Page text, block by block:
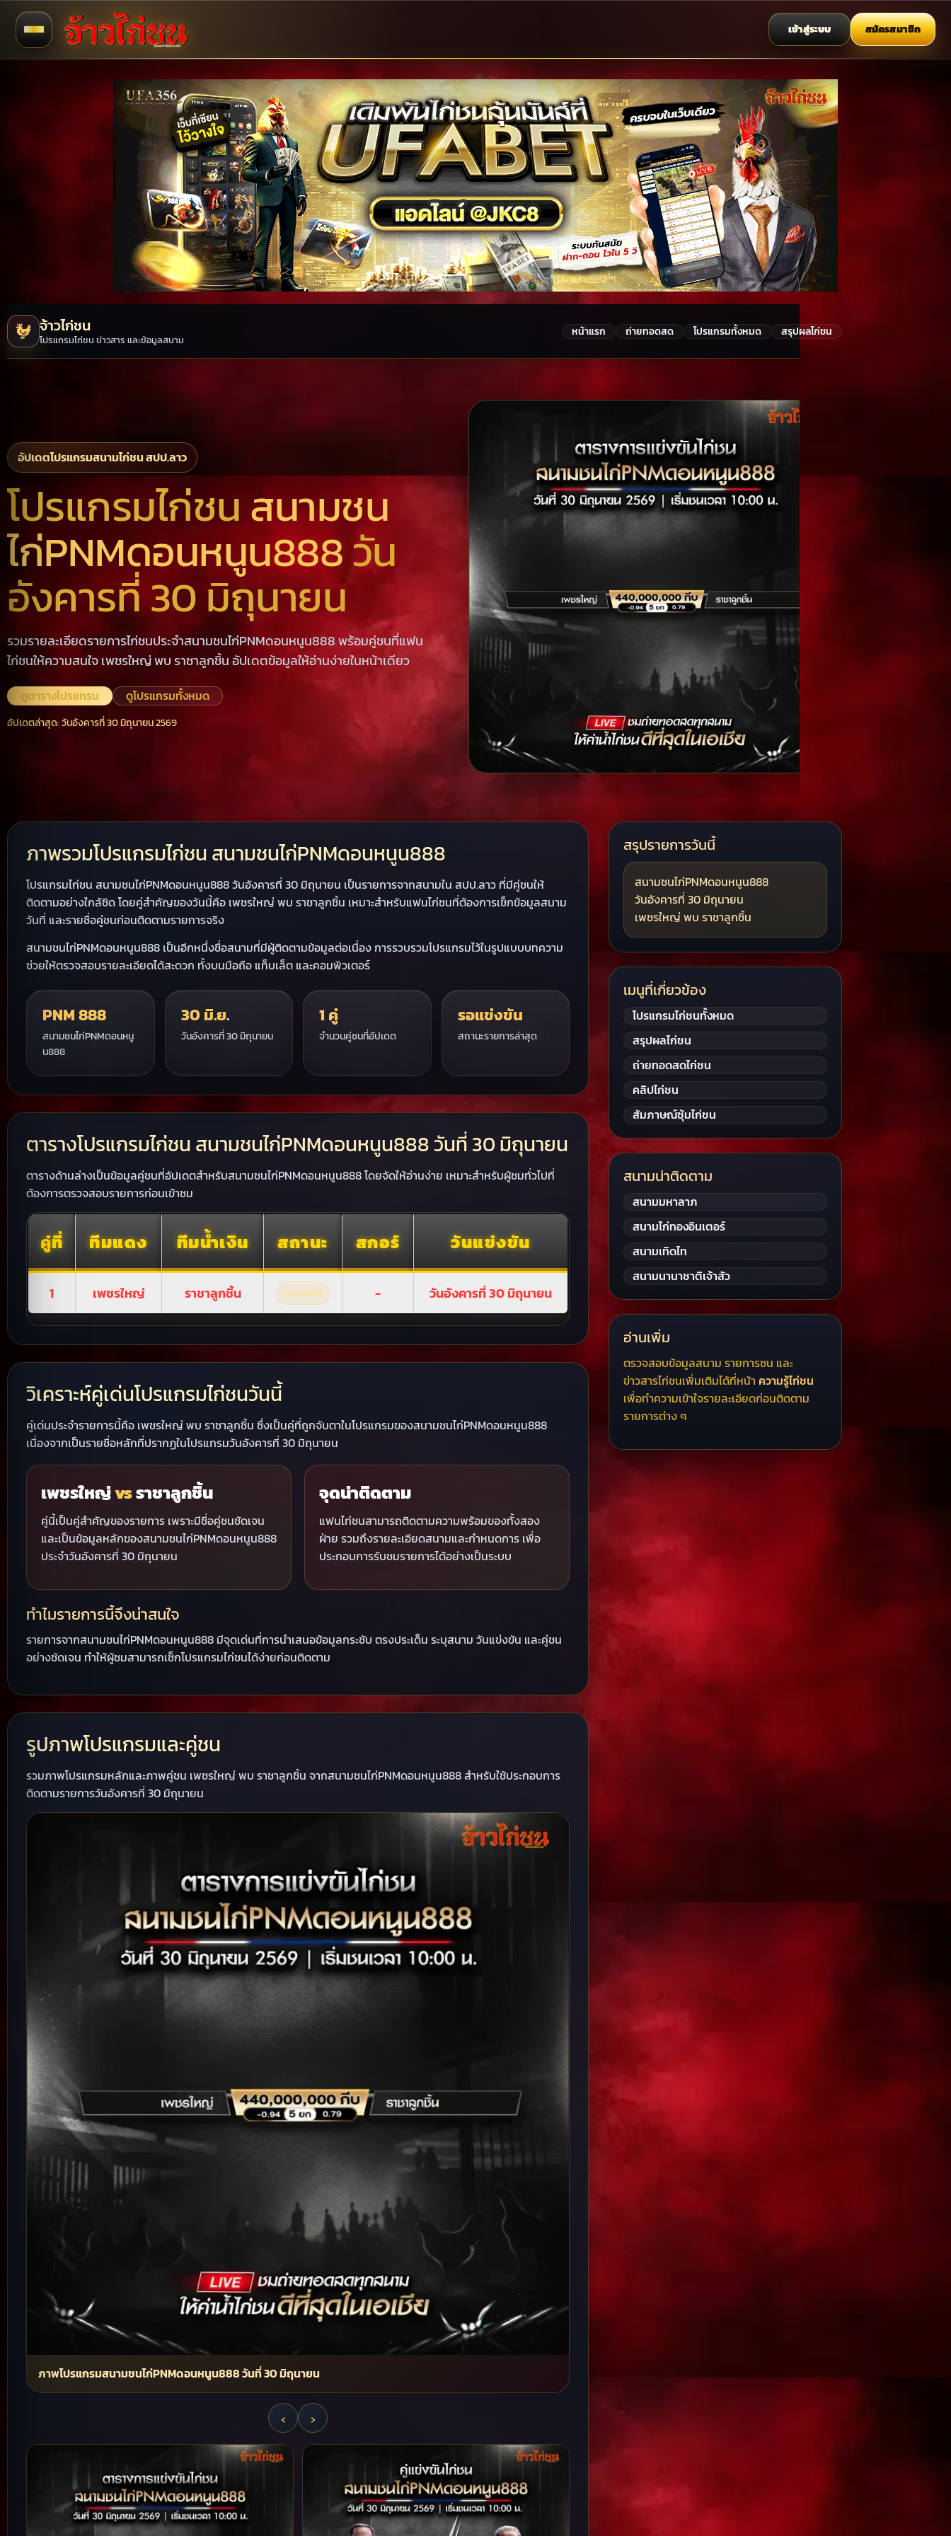
เข้าสู่ระบบ สมัครสมาชิก
🐓 จ้าวไก่ชน
โปรแกรมไก่ชน ข่าวสาร และข้อมูลสนาม
หน้าแรก ถ่ายทอดสด โปรแกรมทั้งหมด สรุปผลไก่ชน
อัปเดตโปรแกรมสนามไก่ชน สปป.ลาว
โปรแกรมไก่ชนสนามชน
ไก่PNMดอนหนูน888วัน
อังคารที่ 30 มิถุนายน
รวมรายละเอียดรายการไก่ชนประจำสนามชนไก่PNMดอนหนูน888 พร้อมคู่ชนที่แฟน
ไก่ชนให้ความสนใจ เพชรใหญ่ พบ ราชาลูกชิ้น อัปเดตข้อมูลให้อ่านง่ายในหน้าเดียว
ดูตารางโปรแกรม ดูโปรแกรมทั้งหมด
อัปเดตล่าสุด: วันอังคารที่ 30 มิถุนายน 2569
ภาพรวมโปรแกรมไก่ชน สนามชนไก่PNMดอนหนูน888
โปรแกรมไก่ชน สนามชนไก่PNMดอนหนูน888 วันอังคารที่ 30 มิถุนายน เป็นรายการจากสนามใน สปป.ลาว ที่มีคู่ชนให้
ติดตามอย่างใกล้ชิด โดยคู่สำคัญของวันนี้คือ เพชรใหญ่ พบ ราชาลูกชิ้น เหมาะสำหรับแฟนไก่ชนที่ต้องการเช็กข้อมูลสนาม
วันที่ และรายชื่อคู่ชนก่อนติดตามรายการจริง
สนามชนไก่PNMดอนหนูน888 เป็นอีกหนึ่งชื่อสนามที่มีผู้ติดตามข้อมูลต่อเนื่อง การรวบรวมโปรแกรมไว้ในรูปแบบบทความ
ช่วยให้ตรวจสอบรายละเอียดได้สะดวก ทั้งบนมือถือ แท็บเล็ต และคอมพิวเตอร์
PNM 888
สนามชนไก่PNMดอนหนู
น888
30 มิ.ย.
วันอังคารที่ 30 มิถุนายน
1 คู่
จำนวนคู่ชนที่อัปเดต
รอแข่งขัน
สถานะรายการล่าสุด
ตารางโปรแกรมไก่ชน สนามชนไก่PNMดอนหนูน888 วันที่ 30 มิถุนายน
ตารางด้านล่างเป็นข้อมูลคู่ชนที่อัปเดตสำหรับสนามชนไก่PNMดอนหนูน888 โดยจัดให้อ่านง่าย เหมาะสำหรับผู้ชมทั่วไปที่
ต้องการตรวจสอบรายการก่อนเข้าชม
คู่ที่ ทีมแดง ทีมน้ำเงิน สถานะ สกอร์ วันแข่งขัน
1 เพชรใหญ่ ราชาลูกชิ้น รอแข่งขัน - วันอังคารที่ 30 มิถุนายน
วิเคราะห์คู่เด่นโปรแกรมไก่ชนวันนี้
คู่เด่นประจำรายการนี้คือ เพชรใหญ่ พบ ราชาลูกชิ้น ซึ่งเป็นคู่ที่ถูกจับตาในโปรแกรมของสนามชนไก่PNMดอนหนูน888
เนื่องจากเป็นรายชื่อหลักที่ปรากฏในโปรแกรมวันอังคารที่ 30 มิถุนายน
เพชรใหญ่vsราชาลูกชิ้น
คู่นี้เป็นคู่สำคัญของรายการ เพราะมีชื่อคู่ชนชัดเจน
และเป็นข้อมูลหลักของสนามชนไก่PNMดอนหนูน888
ประจำวันอังคารที่ 30 มิถุนายน
จุดน่าติดตาม
แฟนไก่ชนสามารถติดตามความพร้อมของทั้งสอง
ฝ่าย รวมถึงรายละเอียดสนามและกำหนดการ เพื่อ
ประกอบการรับชมรายการได้อย่างเป็นระบบ
ทำไมรายการนี้จึงน่าสนใจ
รายการจากสนามชนไก่PNMดอนหนูน888 มีจุดเด่นที่การนำเสนอข้อมูลกระชับ ตรงประเด็น ระบุสนาม วันแข่งขัน และคู่ชน
อย่างชัดเจน ทำให้ผู้ชมสามารถเช็กโปรแกรมไก่ชนได้ง่ายก่อนติดตาม
รูปภาพโปรแกรมและคู่ชน
รวมภาพโปรแกรมหลักและภาพคู่ชน เพชรใหญ่ พบ ราชาลูกชิ้น จากสนามชนไก่PNMดอนหนูน888 สำหรับใช้ประกอบการ
ติดตามรายการวันอังคารที่ 30 มิถุนายน
ภาพโปรแกรมสนามชนไก่PNMดอนหนูน888 วันที่ 30 มิถุนายน เพชรใหญ่ vs ราชาลูกชิ้น สนามชนไก่PNMดอนหนูน888
‹ ›
สรุปรายการวันนี้
สนามชนไก่PNMดอนหนูน888
วันอังคารที่ 30 มิถุนายน
เพชรใหญ่ พบ ราชาลูกชิ้น
เมนูที่เกี่ยวข้อง
โปรแกรมไก่ชนทั้งหมด
สรุปผลไก่ชน
ถ่ายทอดสดไก่ชน
คลิปไก่ชน
สัมภาษณ์ซุ้มไก่ชน
สนามน่าติดตาม
สนามมหาลาภ
สนามไก่ทองอินเตอร์
สนามเทิดไท
สนามนานาชาติเจ้าสัว
อ่านเพิ่ม
ตรวจสอบข้อมูลสนาม รายการชน และ
ข่าวสารไก่ชนเพิ่มเติมได้ที่หน้า ความรู้ไก่ชน
เพื่อทำความเข้าใจรายละเอียดก่อนติดตาม
รายการต่าง ๆ